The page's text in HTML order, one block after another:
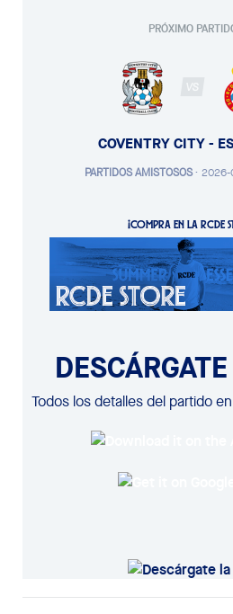
PRÓXIMO
VS
COVENTRY CITY -
PARTIDOS AMISTOSOS· 2026-
¡COMPRA EN LA RCDE
Todos los detalles del partido